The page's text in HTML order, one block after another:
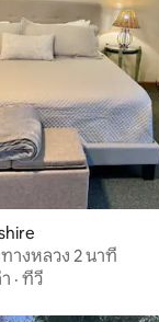
างหลวง 2 นาที
· ทีวี